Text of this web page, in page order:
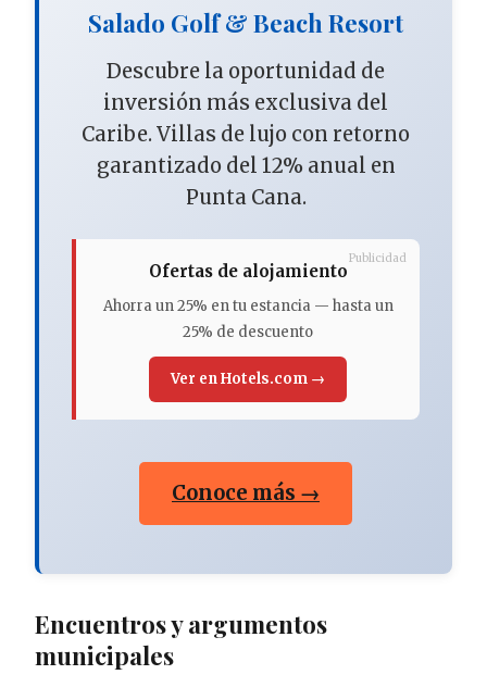
Salado Golf & Beach Resort
Descubre la oportunidad de
inversión más exclusiva del
Caribe. Villas de lujo con retorno
garantizado del 12% anual en
Punta Cana.
Ofertas de alojamiento
Ahorra un 25% en tu estancia — hasta un
25% de descuento
Ver en Hotels.com →
Publicidad
Conoce más →
Encuentros y argumentos
municipales